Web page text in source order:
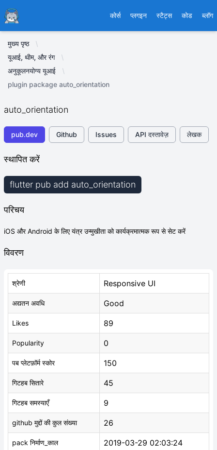
Ducafecat कोर्स प्लगइन स्टैट्स कोड ब्लॉग
मुख्य पृष्ठ
यूआई, थीम, और रंग
अनुकूलनयोग्य यूआई
plugin package auto_orientation
auto_orientation
pub.dev Github Issues API दस्तावेज़ लेखक
स्थापित करें
flutter pub add auto_orientation
परिचय
iOS और Android के लिए यंत्र उन्मुखीता को कार्यक्रमात्मक रूप से सेट करें
विवरण
श्रेणी Responsive UI
अद्यतन अवधि Good
Likes 89
Popularity 0
पब प्लेटफ़ॉर्म स्कोर 150
गिटहब सितारे 45
गिटहब समस्याएँ 9
github मुद्दों की कुल संख्या 26
pack निर्माण_काल 2019-03-29 02:03:24